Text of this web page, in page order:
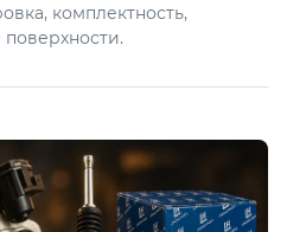
комплектность,